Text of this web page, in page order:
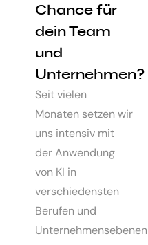
Chance für
dein Team
und
Unternehmen?
Seit vielen
Monaten setzen wir
uns intensiv mit
der Anwendung
von KI in
verschiedensten
Berufen und
Unternehmensebenen
von
sehr
die
von KI
Der KI Manager
mich sehr
toller Überblick
über alles, was
mit kleinem
Ausblick.
Auf alle Fragen
teilweise
wurden für
Probleme noch